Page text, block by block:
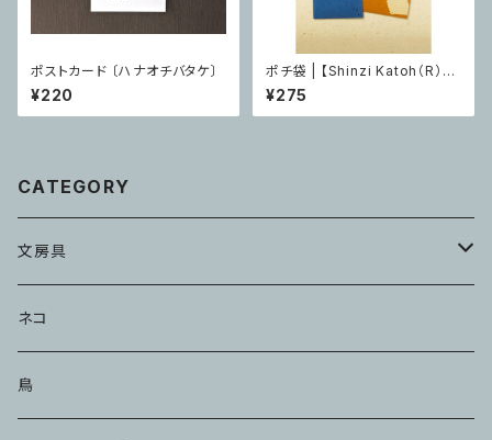
ポストカード 〔ハナオチバタケ〕
¥220
ポチ袋 | 【Shinzi Katoh（R）】
スクエア４枚セット HITORIポッ
チ
¥275
CATEGORY
文房具
メモ・ふせん
ハンコ・スタンプ
ネコ
鳥